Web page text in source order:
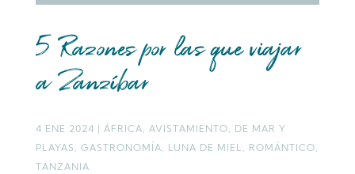
5 Razones por las que viajar
a Zanzíbar
4 ENE 2024 ÁFRICA, AVISTAMIENTO,
DE MAR Y
PLAYAS , GASTRONOMÍA, LUNA DE MIEL , ROMÁNTICO,
TANZANIA